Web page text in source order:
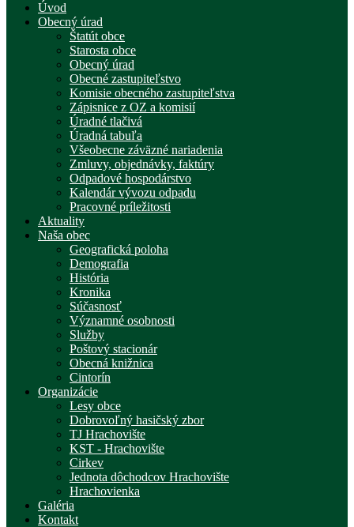
Úvod
Obecný úrad
Štatút obce
Starosta obce
Obecný úrad
Obecné zastupiteľstvo
Komisie obecného zastupiteľstva
Zápisnice z OZ a komisií
Úradné tlačivá
Úradná tabuľa
Všeobecne záväzné nariadenia
Zmluvy, objednávky, faktúry
Odpadové hospodárstvo
Kalendár vývozu odpadu
Pracovné príležitosti
Aktuality
Naša obec
Geografická poloha
Demografia
História
Kronika
Súčasnosť
Významné osobnosti
Služby
Poštový stacionár
Obecná knižnica
Cintorín
Organizácie
Lesy obce
Dobrovoľný hasičský zbor
TJ Hrachovište
KST - Hrachovište
Cirkev
Jednota dôchodcov Hrachovište
Hrachovienka
Galéria
Kontakt